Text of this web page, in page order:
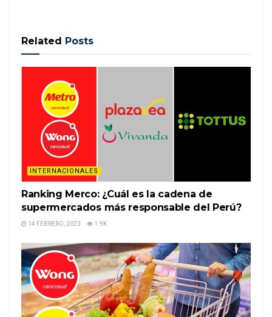
releasing the preliminary prospectus late Saturday
for what is slated to be the worlds largest initial
public offering.However, the energy giant indicated
%%item_leer_más_button%%
Related Posts
INTERNACIONALES
Ranking Merco: ¿Cuál es la cadena de
supermercados más responsable del Perú?
14 FEBRERO, 2023 1.9K